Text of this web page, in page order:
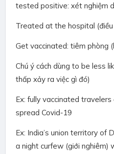
tested positive: xét nghiệm
Treated at the hospital
Get vaccinated: tiêm phòng
Chú ý cách dùng to be less
thấp xảy ra việc gì đó)
Ex: fully vaccinated
spread Covid-19
Ex: India’s union territory of
a night curfew (giới nghiêm)